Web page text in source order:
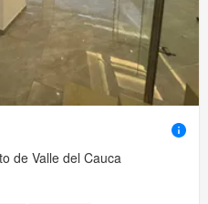
de Valle del Cauca